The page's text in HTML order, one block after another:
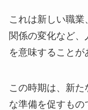
これは新しい職
関係の変化など
を意味することが
この時期は、新
な準備を促すもの